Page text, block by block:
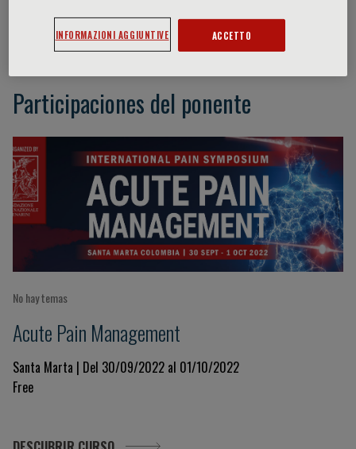
J. Moyano
Participaciones del ponente
No hay temas
Acute Pain Management
Santa Marta | Del 30/09/2022 al 01/10/2022
Free
INFORMAZIONI AGGIUNTIVE ACCETTO